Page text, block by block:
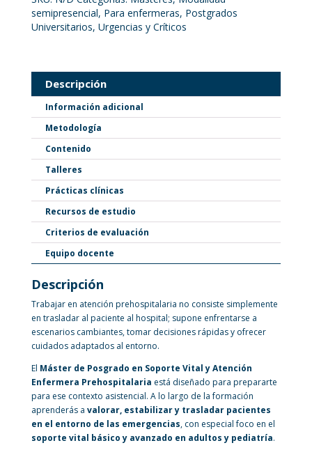
semipresencial, Para enfermeras, Postgrados
Universitarios, Urgencias y Críticos
Descripción
Información adicional
Metodología
Contenido
Talleres
Prácticas clínicas
Recursos de estudio
Criterios de evaluación
Equipo docente
Descripción
Trabajar en atención prehospitalaria no consiste simplemente
en trasladar al paciente al hospital; supone enfrentarse a
escenarios cambiantes, tomar decisiones rápidas y ofrecer
cuidados adaptados al entorno.
El Máster de Posgrado en Soporte Vital y Atención
Enfermera Prehospitalaria está diseñado para prepararte
para ese contexto asistencial. A lo largo de la formación
aprenderás a valorar, estabilizar y trasladar pacientes
en el entorno de las emergencias, con especial foco en el
soporte vital básico y avanzado en adultos y pediatría.